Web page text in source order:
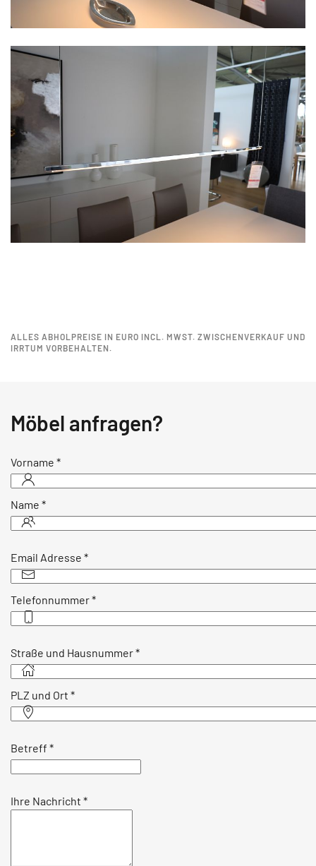
ALLES ABHOLPREISE IN EURO INCL. MWST. ZWISCHENVERKAUF UND
IRRTUM VORBEHALTEN.
Möbel anfragen?
Vorname *
Name *
Email Adresse *
Telefonnummer*
Straße und Hausnummer*
PLZ und Ort *
Betreff *
Ihre Nachricht *